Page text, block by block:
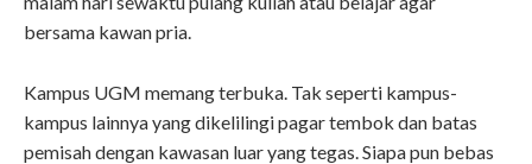
bersama kawan pria.
Kampus UGM memang terbuka. Tak seperti kampus-
kampus lainnya yang dikelilingi pagar tembok dan batas
pemisah dengan kawasan luar yang tegas. Siapa pun bebas